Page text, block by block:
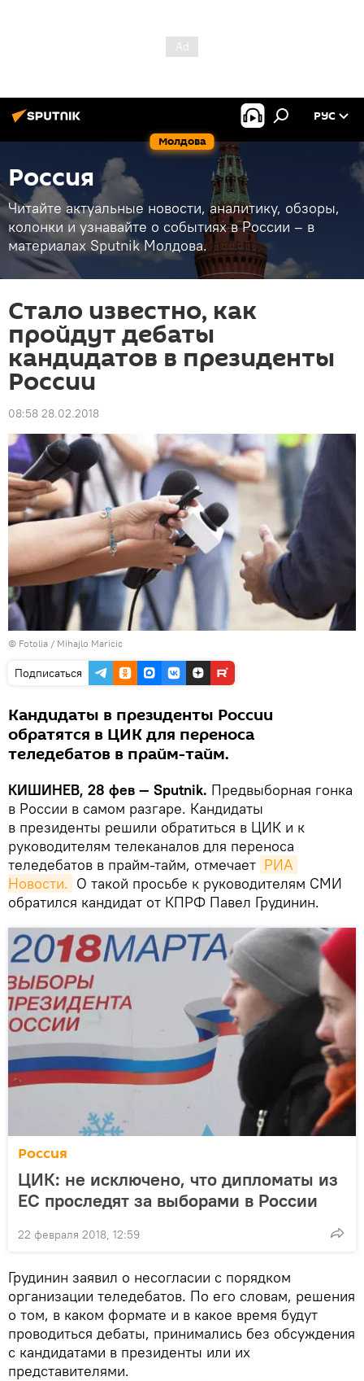
Молдова
РУС
Россия
Читайте актуальные новости, аналитику, обзоры,
колонки и узнавайте о событиях в России – в
материалах Sputnik Молдова.
Стало известно, как
пройдут дебаты
кандидатов в президенты
России
08:58 28.02.2018
© Fotolia / Mihajlo Maricic
Подписаться
Кандидаты в президенты России
обратятся в ЦИК для переноса
теледебатов в прайм-тайм.
КИШИНЕВ, 28 фев — Sputnik. Предвыборная гонка
в России в самом разгаре. Кандидаты
в президенты решили обратиться в ЦИК и к
руководителям телеканалов для переноса
теледебатов в прайм-тайм, отмечает РИА
Новости. О такой просьбе к руководителям СМИ
обратился кандидат от КПРФ Павел Грудинин.
Россия
ЦИК: не исключено, что дипломаты из
ЕС проследят за выборами в России
22 февраля 2018, 12:59
Грудинин заявил о несогласии с порядком
организации теледебатов. По его словам, решения
о том, в каком формате и в какое время будут
проводиться дебаты, принимались без обсуждения
с кандидатами в президенты или их
представителями.